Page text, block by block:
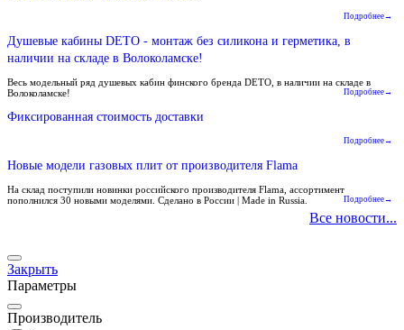
Подробнее→
Душевые кабины DETO - монтаж без силикона и герметика, в
наличии на складе в Волоколамске!
Весь модельный ряд душевых кабин финского бренда DETO, в наличии на складе в
Волоколамске!
Подробнее→
Фиксированная стоимость доставки
Подробнее→
Новые модели газовых плит от производителя Flama
На склад поступили новинки российского производителя Flama, ассортимент
пополнился 30 новыми моделями. Сделано в России | Made in Russia.
Подробнее→
Все новости...
Закрыть
Параметры
Производитель